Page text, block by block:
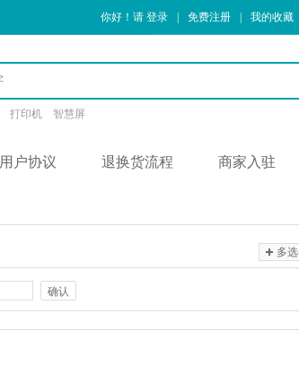
你好！请 登录 免费注册 我的收藏
打印机 智慧屏
用户协议 退换货流程 商家入驻
多选
确认